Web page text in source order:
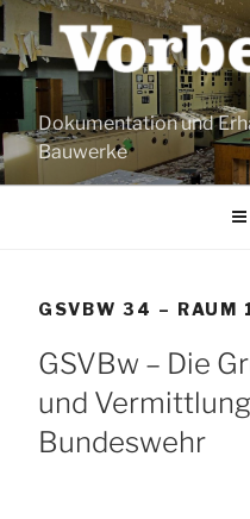
Zum
Inhalt
springen
Dokumentation und
Bauwerke
GSVBW 34 – RAUM
GSVBw – Die
und
Bundeswehr